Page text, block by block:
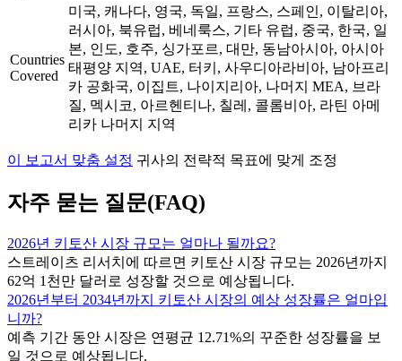
Countries
Covered
미국, 캐나다, 영국, 독일, 프랑스, 스페인, 이탈리아,
러시아, 북유럽, 베네룩스, 기타 유럽, 중국, 한국, 일
본, 인도, 호주, 싱가포르, 대만, 동남아시아, 아시아
태평양 지역, UAE, 터키, 사우디아라비아, 남아프리
카 공화국, 이집트, 나이지리아, 나머지 MEA, 브라
질, 멕시코, 아르헨티나, 칠레, 콜롬비아, 라틴 아메
리카 나머지 지역
이 보고서 맞춤 설정 귀사의 전략적 목표에 맞게 조정
자주 묻는 질문(FAQ)
2026년 키토산 시장 규모는 얼마나 될까요?
스트레이츠 리서치에 따르면 키토산 시장 규모는 2026년까지
62억 1천만 달러로 성장할 것으로 예상됩니다.
2026년부터 2034년까지 키토산 시장의 예상 성장률은 얼마입
니까?
예측 기간 동안 시장은 연평균 12.71%의 꾸준한 성장률을 보
일 것으로 예상됩니다.